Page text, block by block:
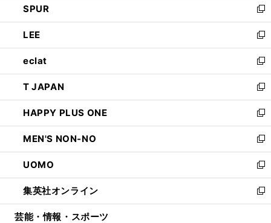
で
開
く
ド
ウ
で
開
く
ィ
ン
ド
ウ
で
開
く
い
ウ
ィ
ン
ド
ウ
で
開
く
SPUR
新
し
い
ウ
ィ
ン
ド
ウ
で
開
く
LEE
新
し
い
ウ
ィ
ン
ド
ウ
で
開
く
eclat
新
し
い
ウ
ィ
ン
ド
ウ
で
開
く
T JAPAN
新
し
い
ウ
ィ
ン
ド
ウ
で
開
HAPPY PLUS ONE
新
し
い
ウ
ィ
ン
ド
ウ
MEN'S NON-NO
新
し
い
ウ
ィ
ン
UOMO
新
し
い
ウ
集英社オンライン
新
し
芸能・情報・スポーツ